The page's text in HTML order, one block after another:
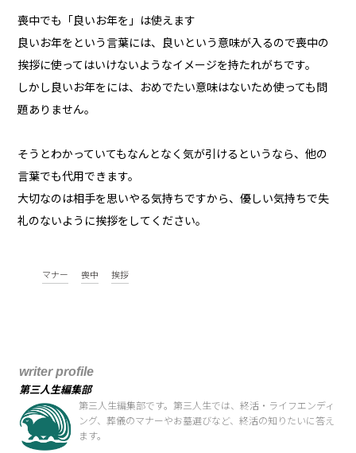
喪中でも「良いお年を」は使えます
良いお年をという言葉には、良いという意味が入るので喪中の
挨拶に使ってはいけないようなイメージを持たれがちです。
しかし良いお年をには、おめでたい意味はないため使っても問
題ありません。
そうとわかっていてもなんとなく気が引けるというなら、他の
言葉でも代用できます。
大切なのは相手を思いやる気持ちですから、優しい気持ちで失
礼のないように挨拶をしてください。
マナー 喪中 挨拶
writer profile
第三人生編集部
第三人生編集部です。第三人生では、終活・ライフエンディ
ング、葬儀のマナーやお墓選びなど、終活の知りたいに答え
ます。